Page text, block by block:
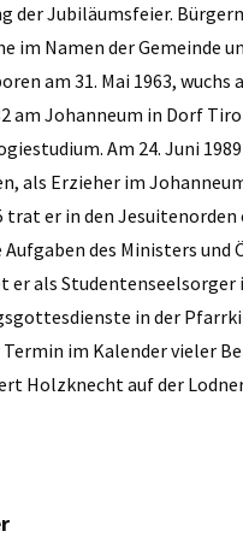
der Jubiläumsfeier.
im Namen der Gemeinde
am 31. Mai 1963,
am Johanneum in Dorf
Am 24. Juni
als Erzieher im
er in den
des Ministers
er als
in der
Termin im Kalender vieler
Holzknecht auf der